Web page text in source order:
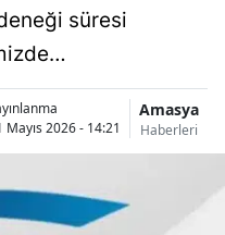
süresi
Mayıs 2026 - 14:21
Amasya
Haberleri